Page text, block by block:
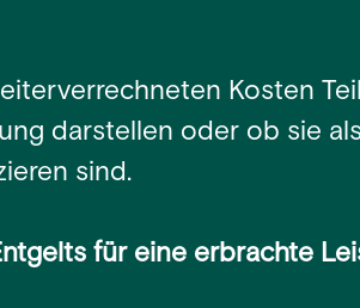
Kosten
darstellen oder ob sie als
sind.
für eine erbrachte